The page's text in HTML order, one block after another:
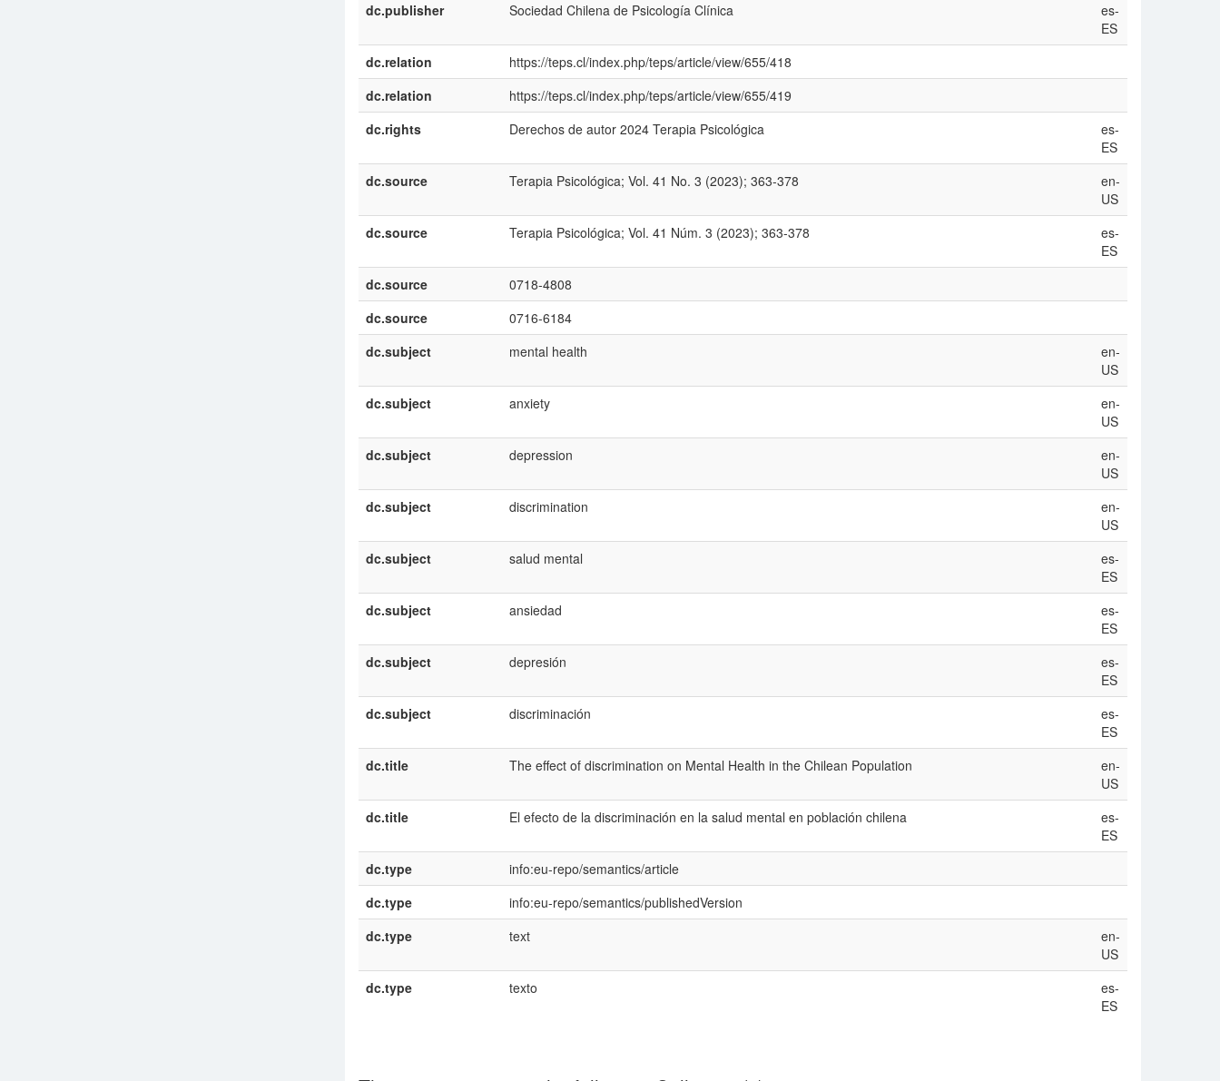
dc.publisher
Sociedad Chilena de Psicología Clínica
es-
ES
dc.relation
https://teps.cl/index.php/teps/article/view/655/418
dc.relation
https://teps.cl/index.php/teps/article/view/655/419
dc.rights
Derechos de autor 2024 Terapia Psicológica
es-
ES
dc.source
Terapia Psicológica; Vol. 41 No. 3 (2023); 363-378
en-
US
dc.source
Terapia Psicológica; Vol. 41 Núm. 3 (2023); 363-378
es-
ES
dc.source
0718-4808
dc.source
0716-6184
dc.subject
mental health
en-
US
dc.subject
anxiety
en-
US
dc.subject
depression
en-
US
dc.subject
discrimination
en-
US
dc.subject
salud mental
es-
ES
dc.subject
ansiedad
es-
ES
dc.subject
depresión
es-
ES
dc.subject
discriminación
es-
ES
dc.title
The effect of discrimination on Mental Health in the Chilean Population
en-
US
dc.title
El efecto de la discriminación en la salud mental en población chilena
es-
ES
dc.type
info:eu-repo/semantics/article
dc.type
info:eu-repo/semantics/publishedVersion
dc.type
text
en-
US
dc.type
texto
es-
ES